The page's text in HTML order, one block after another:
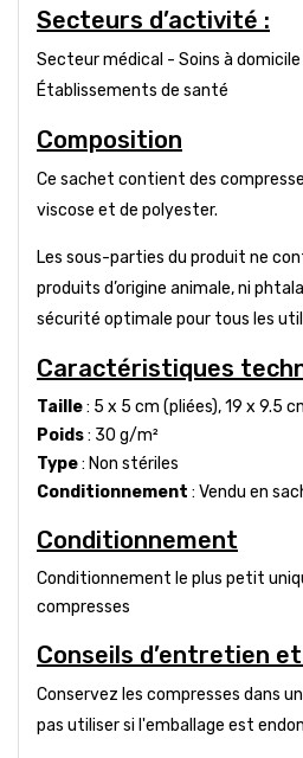
Secteurs d’activité :
Secteur médical - Soins à
Établissements de santé
Composition
Ce sachet contient des
viscose et de polyester.
Les sous-parties du produit ne
produits d’origine animale, ni
sécurité optimale pour tous les
Caractéristiques
Taille: 5 x 5 cm (pliées), 19 x 9.5
Poids: 30 g/m²
Type: Non stériles
Conditionnement : Vendu en
Conditionnement
Conditionnement le plus petit
compresses
Conseils d’entretien
Conservez les compresses dans
pas utiliser si l'emballage est